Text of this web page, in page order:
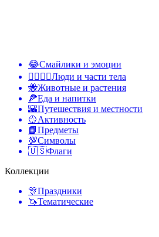
😂Смайлики и эмоции
👩‍❤️‍💋‍👨Люди и части тела
🐝Животные и растения
🍕Еда и напитки
🌇Путешествия и местности
🥎Активность
📙Предметы
💯Символы
🇺🇸Флаги
Коллекции
🎊Праздники
🦄Тематические